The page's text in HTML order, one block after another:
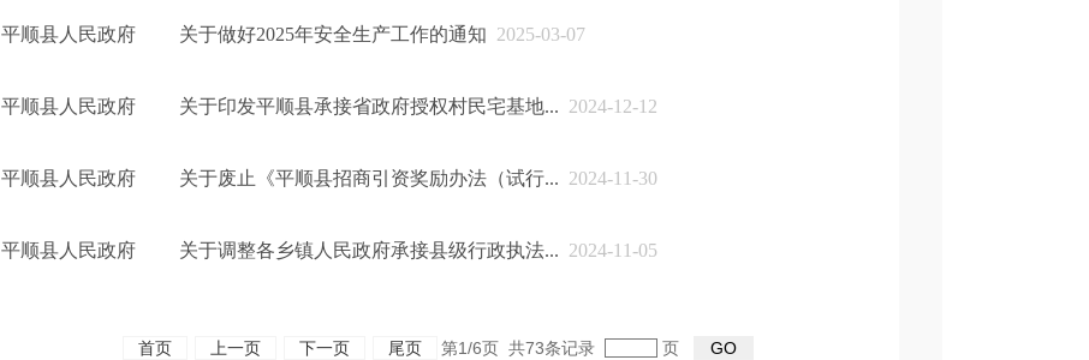
平顺县人民政府 关于做好2025年安全生产工作的通知 2025-03-07
平顺县人民政府 关于印发平顺县承接省政府授权村民宅基地... 2024-12-12
平顺县人民政府 关于废止《平顺县招商引资奖励办法（试行... 2024-11-30
平顺县人民政府 关于调整各乡镇人民政府承接县级行政执法... 2024-11-05
首页 上一页 下一页 尾页 第1/6页 共73条记录 页